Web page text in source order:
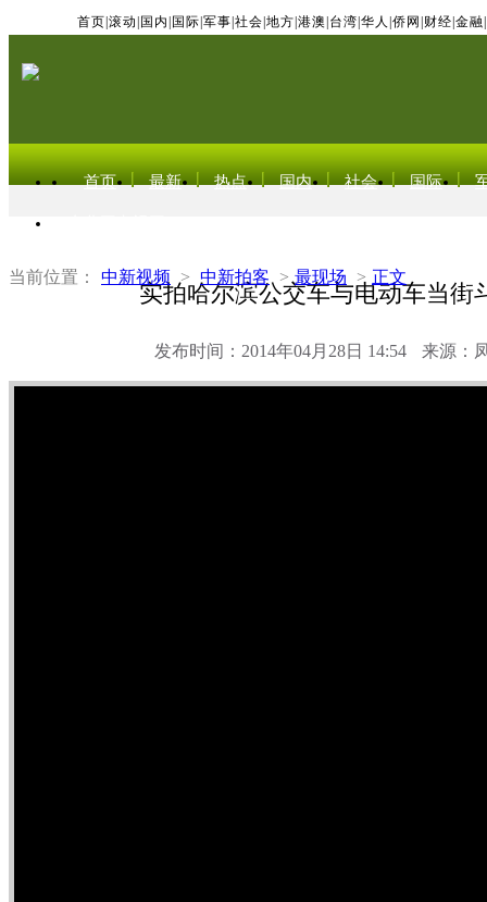
首页 滚动 国内 国际 军事 社会 地方 港澳 台湾 华人 侨网 财经 金融
首页 最新 热点 国内 社会 国际
当前位置： 中新视频 > 中新拍客 > 最现场 > 正文
实拍哈尔滨公交车与电动车当街
发布时间：2014年04月28日 14:54 来源：